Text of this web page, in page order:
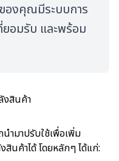
องคุณมีระบบการ
อมรับ และพร้อม
งสินค้า
นำมาปรับใช้เพื่อเพิ่ม
สินค้าได้ โดยหลักๆ ได้แก่: